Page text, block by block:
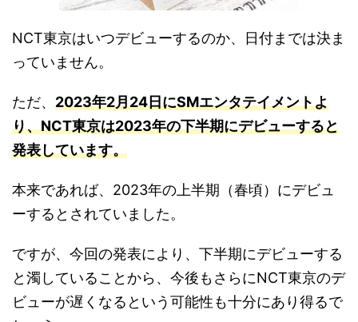
NCT東京はいつデビューするのか、日付までは決ま
っていません。
ただ、 2023年2月24日にSMエンタテイメントよ
り、NCT東京は2023年の下半期にデビューすると
発表しています。
本来であれば、2023年の上半期（春頃）にデビュ
ーするとされていました。
ですが、今回の発表により、下半期にデビューする
と濁していることから、今後もさらにNCT東京のデ
ビューが遅くなるという可能性も十分にあり得るで